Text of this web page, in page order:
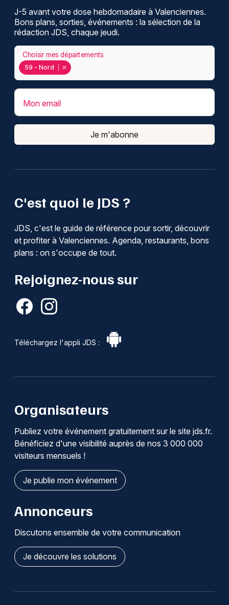
C'est quoi le JDS ?
JDS, c'est le guide de référence pour sortir, découvrir
et profiter à Valenciennes. Agenda, restaurants, bons
plans : on s'occupe de tout.
Rejoignez-nous sur
Téléchargez l'appli JDS :
J-5 avant votre dose hebdomadaire à Valenciennes.
Bons plans, sorties, événements : la sélection de la
rédaction JDS, chaque jeudi.
59 - Nord
Choisir mes départements
Mon email
Je m'abonne
Organisateurs
Publiez votre événement gratuitement sur le site jds.fr.
Bénéficiez d'une visibilité auprès de nos 3 000 000
visiteurs mensuels !
Je publie mon événement
Annonceurs
Discutons ensemble de votre communication
Je découvre les solutions